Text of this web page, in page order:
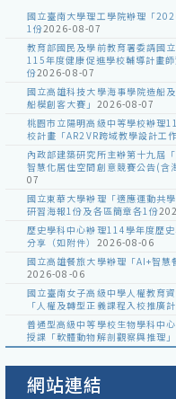
國立臺南大學理工學院辦理「
1份2026-08-07
教育部國民及學前教育署委請國
115年度健康促進學校輔導計畫
份2026-08-07
國立高雄科技大學海事學院造船
船模創客大賽」 2026-08-07
桃園市立陽明高級中等學校辦理
校計畫「AR2VR跨域教學設計工作
內政部建築研究所主辦第十九屆
智慧化居住空間創意競賽公告(
07
國立東華大學辦理「適應運動共
研習海報1份及各區簡章各1份
歷史學科中心辦理114學年度歷
分享（如附件） 2026-08-06
國立高雄餐旅大學辦理「AI+智
2026-08-06
國立臺南女子高級中學人權教育
「人權及轉型正義課程入校推廣
普通型高級中等學校生物學科中
授課「軟體動物解剖觀察與推理
網站連結